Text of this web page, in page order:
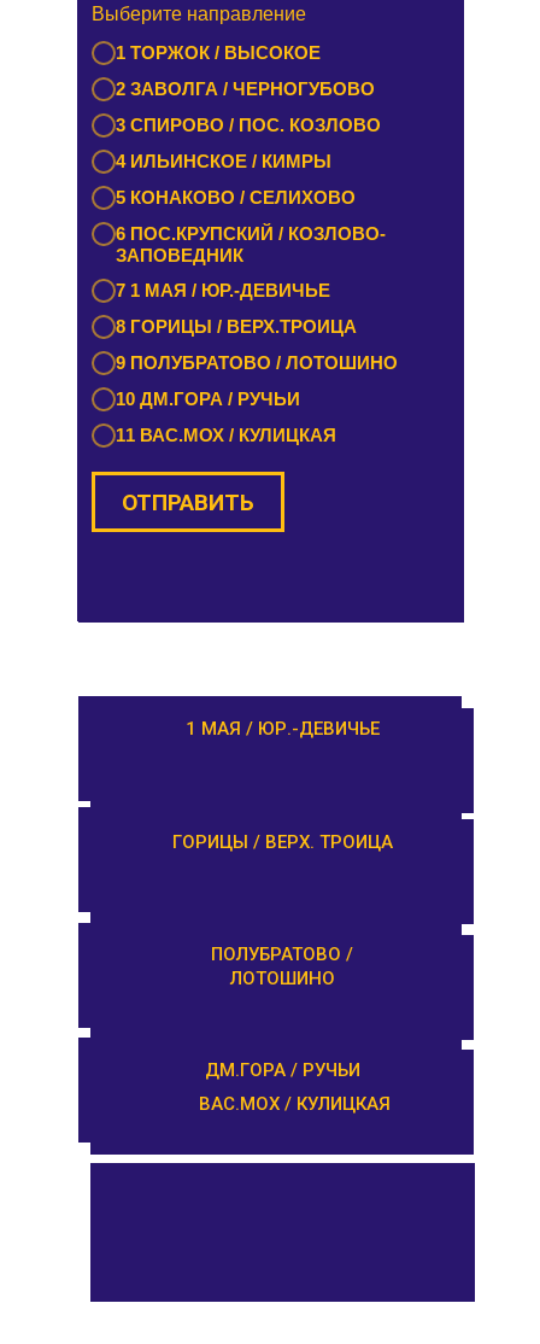
ЭММАУСС
2 ЛИХОСЛАВЛЬ / КАЛАШНИКОВО
3 ЕМЕЛЬЯНОВО / СТАРИЦА
4 ТУРГИНОВО / ЗАПОВЕДНИК
5 КАШИН / КАЛЯЗИН
6 РАМЕШКИ / НИКОЛЬСКОЕ
РАМЕШКИ / НИКОЛЬСКОЕ
ЗАВИДОВО /
НОВОЗАВИДОВО
РЕДКИНО / ГОРОДНЯ
ПРОЛЕТАРКА / ЧЕРКАССЫ
1 МАЯ / ЮР.-ДЕВИЧЬЕ
ГОРИЦЫ / ВЕРХ. ТРОИЦА
ПОЛУБРАТОВО /
ЛОТОШИНО
ДМ.ГОРА / РУЧЬИ
Выберите направление
1 ТОРЖОК / ВЫСОКОЕ
2 ЗАВОЛГА / ЧЕРНОГУБОВО
3 СПИРОВО / ПОС. КОЗЛОВО
4 ИЛЬИНСКОЕ / КИМРЫ
5 КОНАКОВО / СЕЛИХОВО
6 ПОС.КРУПСКИЙ / КОЗЛОВО-
ЗАПОВЕДНИК
7 1 МАЯ / ЮР.-ДЕВИЧЬЕ
8 ГОРИЦЫ / ВЕРХ.ТРОИЦА
9 ПОЛУБРАТОВО / ЛОТОШИНО
10 ДМ.ГОРА / РУЧЬИ
11 ВАС.МОХ / КУЛИЦКАЯ
ОТПРАВИТЬ
ВАС.МОХ / КУЛИЦКАЯ